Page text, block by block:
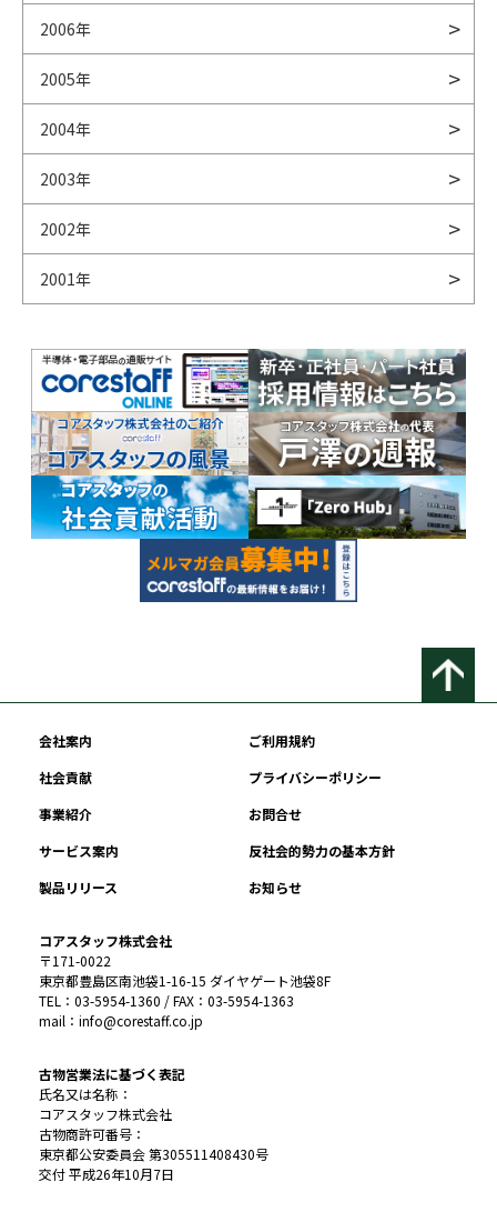
2006年
2005年
2004年
2003年
2002年
2001年
会社案内
ご利用規約
社会貢献
プライバシーポリシー
事業紹介
お問合せ
サービス案内
反社会的勢力の基本方針
製品リリース
お知らせ
コアスタッフ株式会社
〒171-0022
東京都豊島区南池袋1-16-15 ダイヤゲート池袋8F
TEL：03-5954-1360 / FAX：03-5954-1363
mail：info@corestaff.co.jp
古物営業法に基づく表記
氏名又は名称：
コアスタッフ株式会社
古物商許可番号：
東京都公安委員会 第305511408430号
交付 平成26年10月7日